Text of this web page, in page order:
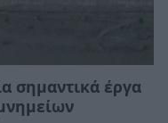
σημαντικά έργα